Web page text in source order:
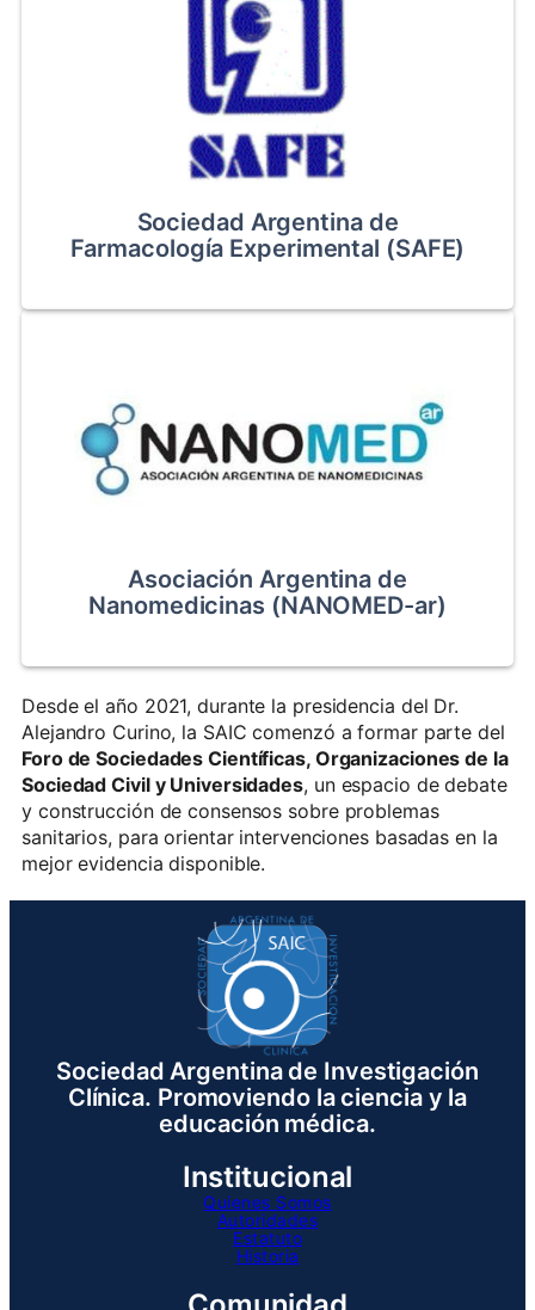
Sociedad Argentina de
Farmacología Experimental (SAFE)
Asociación Argentina de
Nanomedicinas (NANOMED-ar)
Desde el año 2021, durante la presidencia del Dr.
Alejandro Curino, la SAIC comenzó a formar parte del
Foro de Sociedades Científicas, Organizaciones de la
Sociedad Civil y Universidades, un espacio de debate
y construcción de consensos sobre problemas
sanitarios, para orientar intervenciones basadas en la
mejor evidencia disponible.
Sociedad Argentina de Investigación
Clínica. Promoviendo la ciencia y la
educación médica.
Institucional
Quienes Somos
Autoridades
Estatuto
Historia